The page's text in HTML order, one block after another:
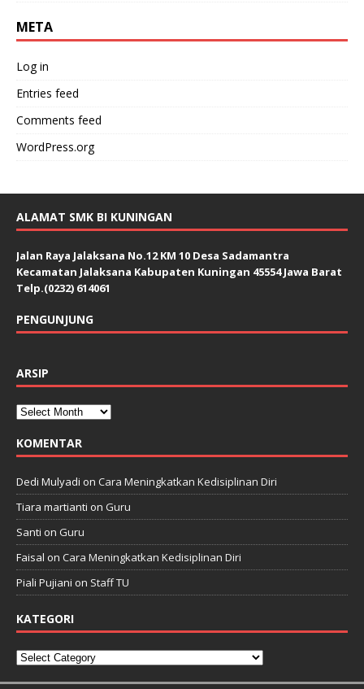
META
Log in
Entries feed
Comments feed
WordPress.org
ALAMAT SMK BI KUNINGAN
Jalan Raya Jalaksana No.12 KM 10 Desa Sadamantra
Kecamatan Jalaksana Kabupaten Kuningan 45554 Jawa Barat
Telp.(0232) 614061
PENGUNJUNG
ARSIP
KOMENTAR
Dedi Mulyadi on Cara Meningkatkan Kedisiplinan Diri
Tiara martianti on Guru
Santi on Guru
Faisal on Cara Meningkatkan Kedisiplinan Diri
Piali Pujiani on Staff TU
KATEGORI